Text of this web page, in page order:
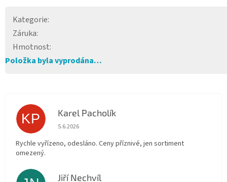
Kategorie:
Záruka:
Hmotnost:
Položka byla vyprodána…
KP Karel Pacholík
Hodnocení obchodu je 4 z 5 hvězdiček.
5.6.2026
Rychle vyřízeno, odesláno. Ceny příznivé, jen sortiment
omezený.
Jiří Nechvíl